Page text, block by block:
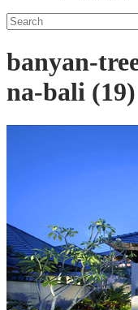
Search
for:
banyan-
na-bali (19)